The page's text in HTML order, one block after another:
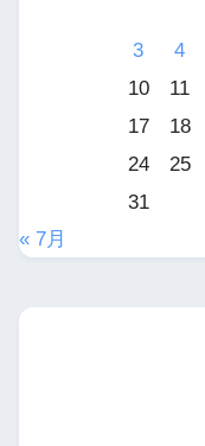
3
4
10
11
17
18
24
25
31
« 7月